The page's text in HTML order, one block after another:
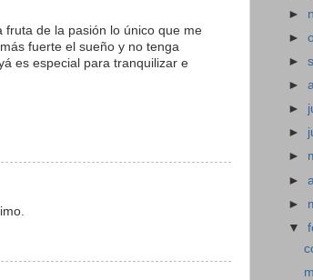
fruta de la pasión lo único que me
fuerte el sueño y no tenga
es especial para tranquilizar e
►
►
►
►
►
►
►
►
►
▼